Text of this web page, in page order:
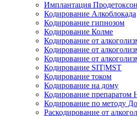
Имплантация Продетоксон
Кодирование Алкоблокада
Кодирование гипнозом
Кодирование Колме
Кодирование от
Кодирование от
Кодирование от
Кодирование SIT|MST
Кодирование током
Кодирование на дому
Кодирование препаратом
Кодирование по методу
Раскодирование от